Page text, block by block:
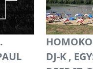
DJ-K ,